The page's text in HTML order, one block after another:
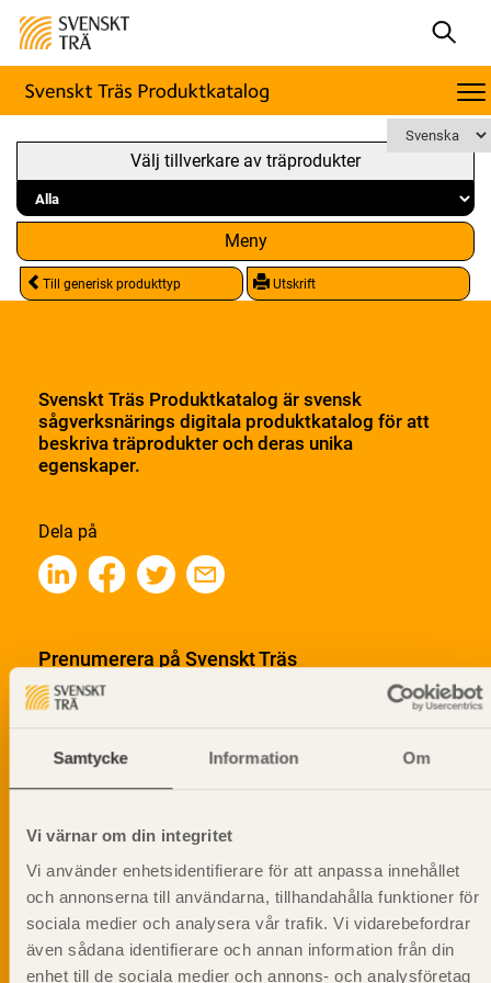
Samtycke Information Om
Vi värnar om din integritet
Vi använder enhetsidentifierare för att anpassa innehållet
och annonserna till användarna, tillhandahålla funktioner för
sociala medier och analysera vår trafik. Vi vidarebefordrar
även sådana identifierare och annan information från din
enhet till de sociala medier och annons- och analysföretag
Välj tillverkare av träprodukter
Meny
Till generisk produkttyp Utskrift
Svenskt Träs Produktkatalog är svensk
sågverksnärings digitala produktkatalog för att
beskriva träprodukter och deras unika
egenskaper.
Dela på
Prenumerera på Svenskt Träs
informationsutskick!